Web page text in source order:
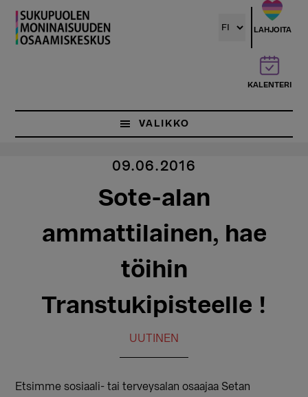
Hyppää
pääsisältöön
LAHJOITA
KALENTERI
VALIKKO
09.06.2016
Sote-alan
ammattilainen, hae
töihin
Transtukipisteelle !
UUTINEN
Etsimme sosiaali- tai terveysalan osaajaa Setan